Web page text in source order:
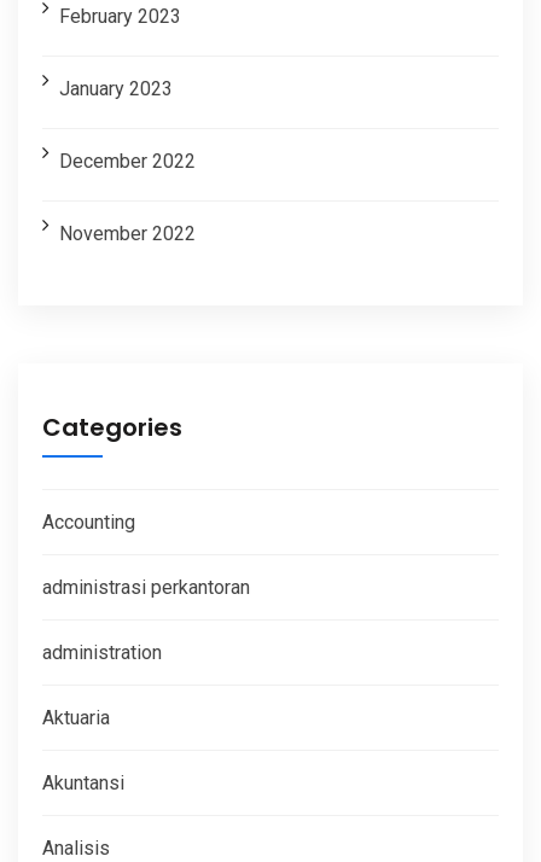
February 2023
January 2023
December 2022
November 2022
Categories
Accounting
administrasi perkantoran
administration
Aktuaria
Akuntansi
Analisis